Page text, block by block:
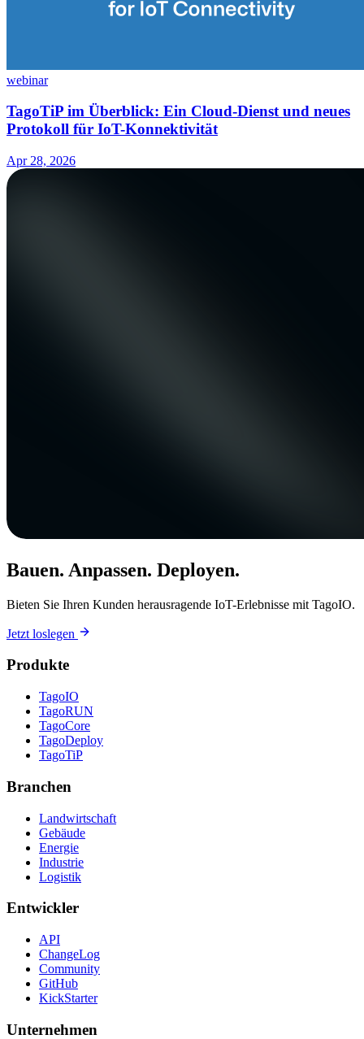
webinar
TagoTiP im Überblick: Ein Cloud-Dienst und neues
Protokoll für IoT-Konnektivität
Apr 28, 2026
Bauen. Anpassen. Deployen.
Bieten Sie Ihren Kunden herausragende IoT-Erlebnisse mit TagoIO.
Jetzt loslegen
Produkte
TagoIO
TagoRUN
TagoCore
TagoDeploy
TagoTiP
Branchen
Landwirtschaft
Gebäude
Energie
Industrie
Logistik
Entwickler
API
ChangeLog
Community
GitHub
KickStarter
Unternehmen